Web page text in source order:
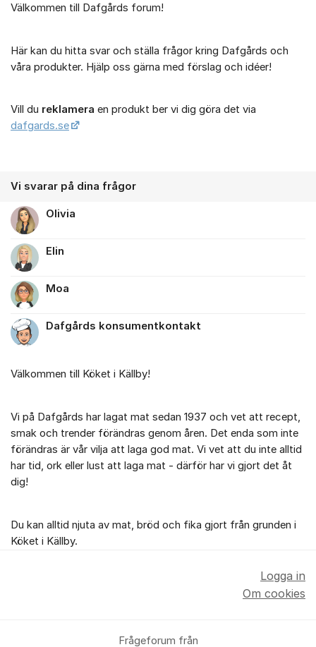
Om forumet
Välkommen till Dafgårds forum!
Här kan du hitta svar och ställa frågor kring Dafgårds och
våra produkter. Hjälp oss gärna med förslag och idéer!
Vill du reklamera en produkt ber vi dig göra det via
dafgards.se
Vi svarar på dina frågor
Olivia
Elin
Moa
Dafgårds konsumentkontakt
Välkommen till Köket i Källby!
Vi på Dafgårds har lagat mat sedan 1937 och vet att recept,
smak och trender förändras genom åren. Det enda som inte
förändras är vår vilja att laga god mat. Vi vet att du inte alltid
har tid, ork eller lust att laga mat - därför har vi gjort det åt
dig!
Du kan alltid njuta av mat, bröd och fika gjort från grunden i
Köket i Källby.
Frågeforum från
Logga in
Om cookies